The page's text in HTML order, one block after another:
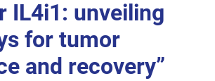
IL4i1: unveiling
for tumor
and recovery”